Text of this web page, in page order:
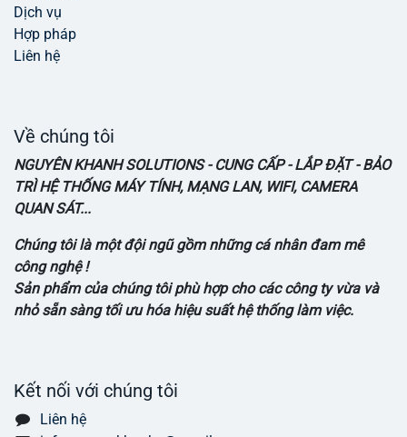
Dịch vụ
Hợp pháp
Liên hệ
Về chúng tôi
NGUYÊN KHANH SOLUTIONS - CUNG CẤP - LẮP ĐẶT - BẢO
TRÌ HỆ THỐNG MÁY TÍNH, MẠNG LAN, WIFI, CAMERA
QUAN SÁT...
Chúng tôi là một đội ngũ gồm những cá nhân đam mê
công nghệ !
Sản phẩm của chúng tôi phù hợp cho các công ty vừa và
nhỏ sẵn sàng tối ưu hóa hiệu suất hệ thống làm việc.
Kết nối với chúng tôi
Liên hệ